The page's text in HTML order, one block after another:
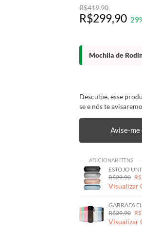
R$419,90
R$299,90
Mochila de
Desculpe, esse
se e nós te
Avise-
ADICIONAR ITENS
ESTOJO
R$29,90
Visualizar
GARRAFA
R$29,90
Visualizar